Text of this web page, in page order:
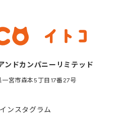
ンドカンパニーリミテッド
宮市森本5丁目17番27号
ンスタグラム